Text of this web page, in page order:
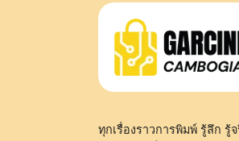
ทุกเรื่องราวการพิมพ์ รู้ลึก รู้